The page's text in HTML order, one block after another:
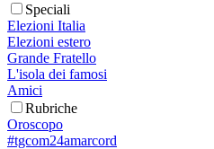
Speciali
Elezioni Italia
Elezioni estero
Grande Fratello
L'isola dei famosi
Amici
Rubriche
Oroscopo
#tgcom24amarcord